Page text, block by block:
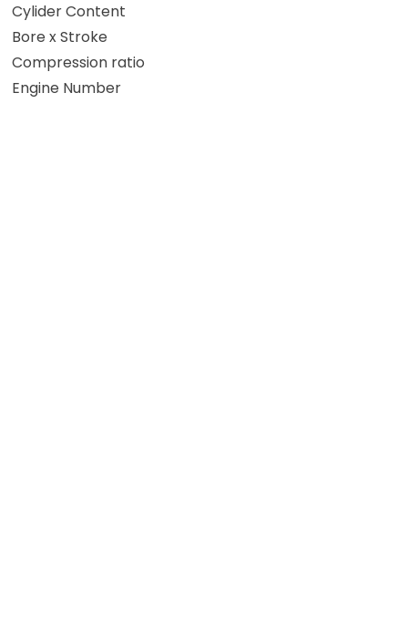
Cylider Content
Bore x Stroke
Compression ratio
Engine Number